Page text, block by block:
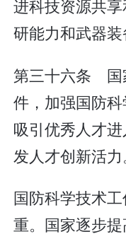
进科技资源共
研能力和武器装
第三十六条 国
件，加强国防
吸引优秀人才
发人才创新活力
国防科学技术
重。国家逐步